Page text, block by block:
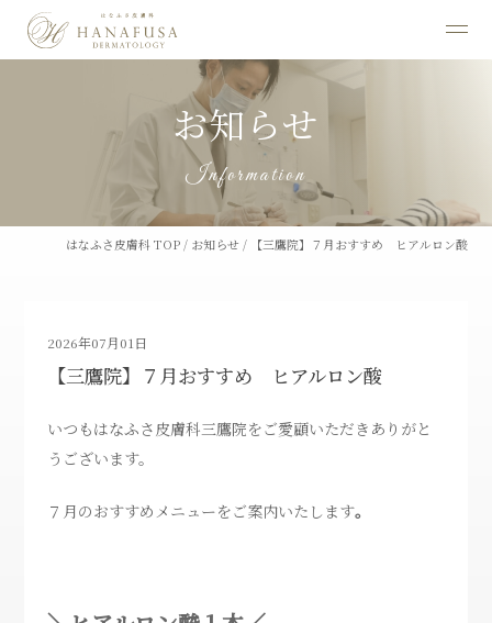
お知らせ
Information
はなふさ皮膚科 TOP / お知らせ / 【三鷹院】７月おすすめ ヒアルロン酸
2026年07月01日
【三鷹院】７月おすすめ ヒアルロン酸
いつもはなふさ皮膚科三鷹院をご愛顧いただきありがと
うございます。
７月のおすすめメニューをご案内いたします。